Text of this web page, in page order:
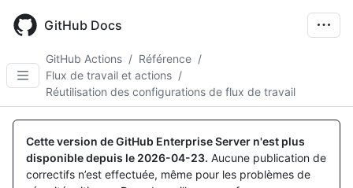
main
GitHub Docs
GitHub Actions / Référence /
Flux de travail et actions /
Réutilisation des configurations de flux de travail
Cette version de GitHub Enterprise Server n'est plus
disponible depuis le 2026-04-23. Aucune publication de
correctifs n’est effectuée, même pour les problèmes de